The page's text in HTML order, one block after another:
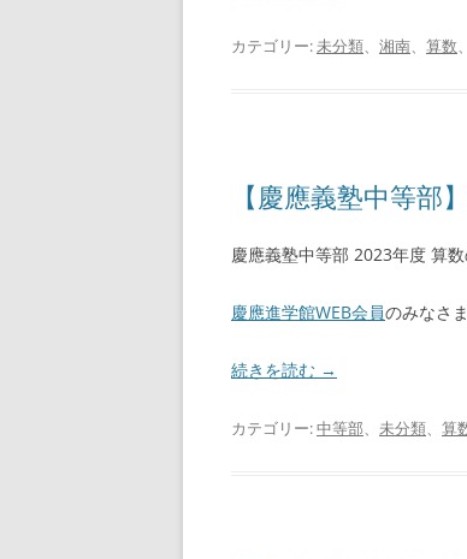
カテゴリー:未分類、 湘南、 算数、
【慶應義塾中等部
慶應義塾中等部 2023年度 算
慶應進学館WEB会員のみなさ
続きを読む →
カテゴリー:中等部、 未分類、 算